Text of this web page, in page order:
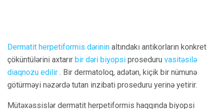
Dermatit herpetiformis dərinin altındakı antikorların konkret
çöküntülərini axtarır bir dəri biyopsi proseduru vasitəsilə
diaqnozu edilir . Bir dermatoloq, adətən, kiçik bir nümunə
götürməyi nəzərdə tutan inzibati proseduru yerinə yetirir.
Mütəxəssislər dermatit herpetiformis haqqında biyopsi